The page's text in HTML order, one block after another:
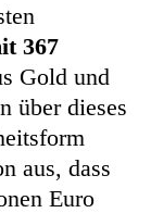
367
Gold und
über dieses
aus, dass
Euro